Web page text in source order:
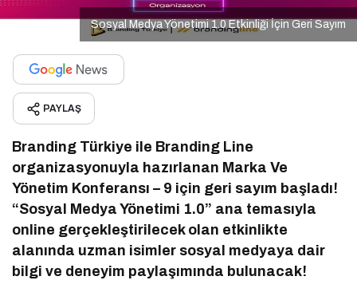
Sosyal Medya Yönetimi 1.0 Etkinliği İçin Geri Sayım
PAYLAŞ
Branding Türkiye ile Branding Line
organizasyonuyla hazırlanan Marka Ve
Yönetim Konferansı – 9 için geri sayım başladı!
“Sosyal Medya Yönetimi 1.0” ana temasıyla
online gerçekleştirilecek olan etkinlikte
alanında uzman isimler sosyal medyaya dair
bilgi ve deneyim paylaşımında bulunacak!